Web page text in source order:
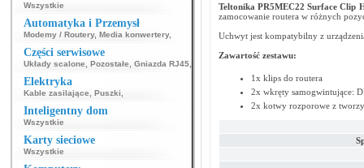
Wszystkie
Automatyka i Przemysł
Modemy / Routery, Media konwertery,
Części serwisowe
Układy scalone Pozostałe Gniazda RJ45
Elektryka
Kable zasilające Puszki
Inteligentny dom
Wszystkie
Karty sieciowe
Wszystkie
Teltonika PR5MEC22 Surface Clip
zamocowanie routera w różnych
Uchwyt jest kompatybilny z
Zawartość zestawu:
1x klips do routera
2x wkręty samogwintujące:
2x kotwy rozporowe z